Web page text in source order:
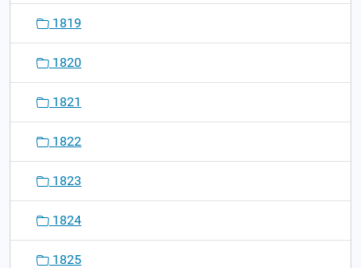
1819
1820
1821
1822
1823
1824
1825